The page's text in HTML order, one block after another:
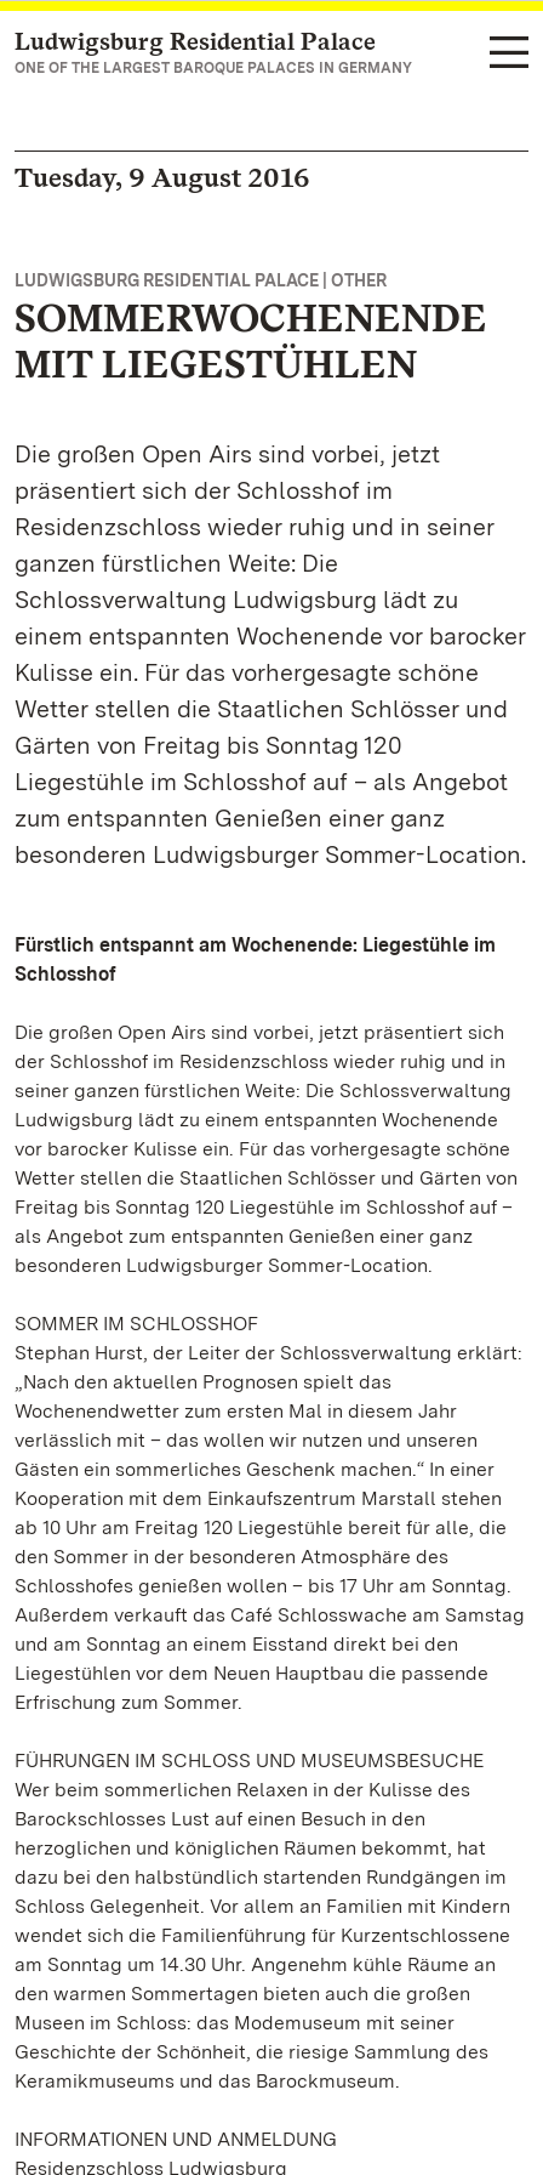
Navigate to main page
Ludwigsburg Residential Palace
ONE OF THE LARGEST BAROQUE PALACES IN GERMANY
Tuesday, 9 August 2016
LUDWIGSBURG RESIDENTIAL PALACE | OTHER
SOMMERWOCHENENDE
MIT LIEGESTÜHLEN
Die großen Open Airs sind vorbei, jetzt
präsentiert sich der Schlosshof im
Residenzschloss wieder ruhig und in seiner
ganzen fürstlichen Weite: Die
Schlossverwaltung Ludwigsburg lädt zu
einem entspannten Wochenende vor barocker
Kulisse ein. Für das vorhergesagte schöne
Wetter stellen die Staatlichen Schlösser und
Gärten von Freitag bis Sonntag 120
Liegestühle im Schlosshof auf – als Angebot
zum entspannten Genießen einer ganz
besonderen Ludwigsburger Sommer-Location.
Fürstlich entspannt am Wochenende: Liegestühle im
Schlosshof
Die großen Open Airs sind vorbei, jetzt präsentiert sich
der Schlosshof im Residenzschloss wieder ruhig und in
seiner ganzen fürstlichen Weite: Die Schlossverwaltung
Ludwigsburg lädt zu einem entspannten Wochenende
vor barocker Kulisse ein. Für das vorhergesagte schöne
Wetter stellen die Staatlichen Schlösser und Gärten von
Freitag bis Sonntag 120 Liegestühle im Schlosshof auf –
als Angebot zum entspannten Genießen einer ganz
besonderen Ludwigsburger Sommer-Location.
SOMMER IM SCHLOSSHOF
Stephan Hurst, der Leiter der Schlossverwaltung erklärt:
„Nach den aktuellen Prognosen spielt das
Wochenendwetter zum ersten Mal in diesem Jahr
verlässlich mit – das wollen wir nutzen und unseren
Gästen ein sommerliches Geschenk machen.“ In einer
Kooperation mit dem Einkaufszentrum Marstall stehen
ab 10 Uhr am Freitag 120 Liegestühle bereit für alle, die
den Sommer in der besonderen Atmosphäre des
Schlosshofes genießen wollen – bis 17 Uhr am Sonntag.
Außerdem verkauft das Café Schlosswache am Samstag
und am Sonntag an einem Eisstand direkt bei den
Liegestühlen vor dem Neuen Hauptbau die passende
Erfrischung zum Sommer.
FÜHRUNGEN IM SCHLOSS UND MUSEUMSBESUCHE
Wer beim sommerlichen Relaxen in der Kulisse des
Barockschlosses Lust auf einen Besuch in den
herzoglichen und königlichen Räumen bekommt, hat
dazu bei den halbstündlich startenden Rundgängen im
Schloss Gelegenheit. Vor allem an Familien mit Kindern
wendet sich die Familienführung für Kurzentschlossene
am Sonntag um 14.30 Uhr. Angenehm kühle Räume an
den warmen Sommertagen bieten auch die großen
Museen im Schloss: das Modemuseum mit seiner
Geschichte der Schönheit, die riesige Sammlung des
Keramikmuseums und das Barockmuseum.
INFORMATIONEN UND ANMELDUNG
Residenzschloss Ludwigsburg